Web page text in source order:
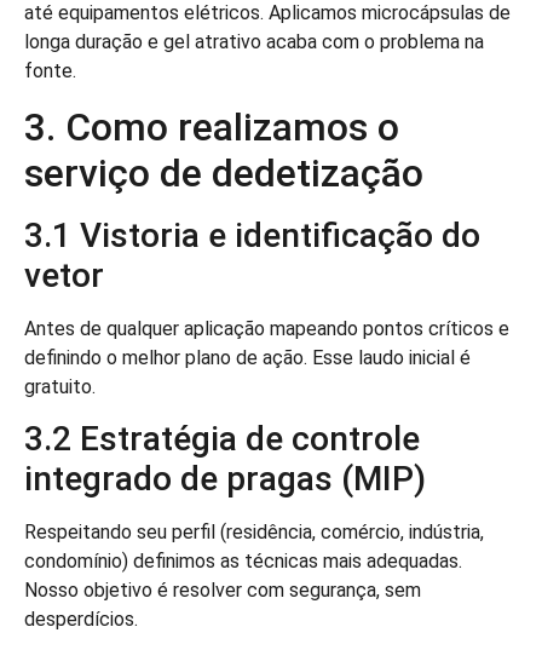
até equipamentos elétricos. Aplicamos microcápsulas de
longa duração e gel atrativo acaba com o problema na
fonte.
3. Como realizamos o
serviço de dedetização
3.1 Vistoria e identificação do
vetor
Antes de qualquer aplicação mapeando pontos críticos e
definindo o melhor plano de ação. Esse laudo inicial é
gratuito.
3.2 Estratégia de controle
integrado de pragas (MIP)
Respeitando seu perfil (residência, comércio, indústria,
condomínio) definimos as técnicas mais adequadas.
Nosso objetivo é resolver com segurança, sem
desperdícios.